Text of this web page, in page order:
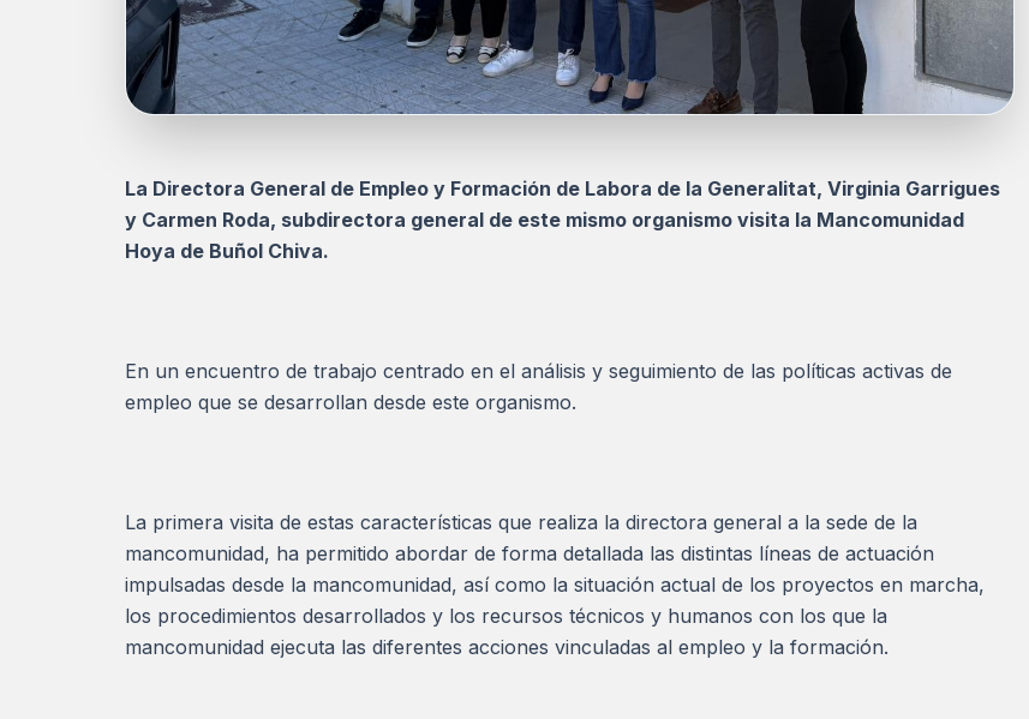
La Directora General de Empleo y Formación de Labora de la Generalitat, Virginia Garrigues
y Carmen Roda, subdirectora general de este mismo organismo visita la Mancomunidad
Hoya de Buñol Chiva.
En un encuentro de trabajo centrado en el análisis y seguimiento de las políticas activas de
empleo que se desarrollan desde este organismo.
La primera visita de estas características que realiza la directora general a la sede de la
mancomunidad, ha permitido abordar de forma detallada las distintas líneas de actuación
impulsadas desde la mancomunidad, así como la situación actual de los proyectos en marcha,
los procedimientos desarrollados y los recursos técnicos y humanos con los que la
mancomunidad ejecuta las diferentes acciones vinculadas al empleo y la formación.